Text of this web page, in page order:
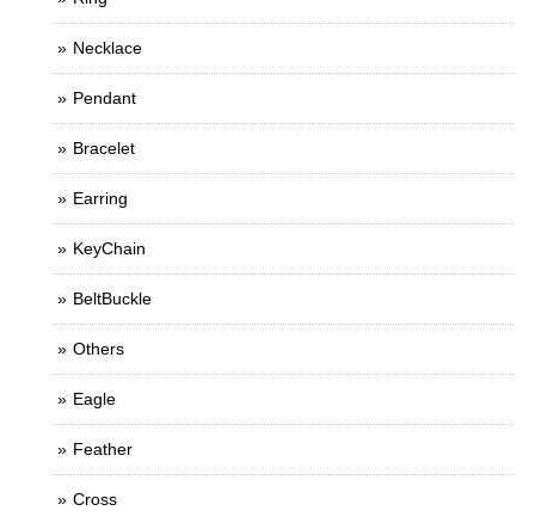
Necklace
Pendant
Bracelet
Earring
KeyChain
BeltBuckle
Others
Eagle
Feather
Cross